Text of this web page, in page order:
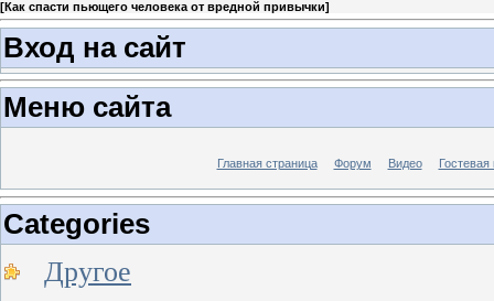
[Как спасти пьющего человека от вредной привычки]
Вход на сайт
Меню сайта
Главная страница Форум Видео Гостевая
Categories
Другое